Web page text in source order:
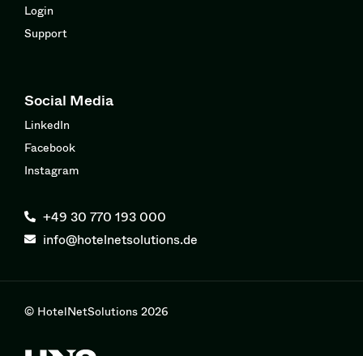
Login
Support
Social Media
LinkedIn
Facebook
Instagram
+49 30 770 193 000
info@hotelnetsolutions.de
© HotelNetSolutions 2026